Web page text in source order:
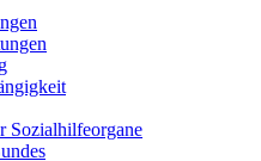
Sozialhilfeorgane